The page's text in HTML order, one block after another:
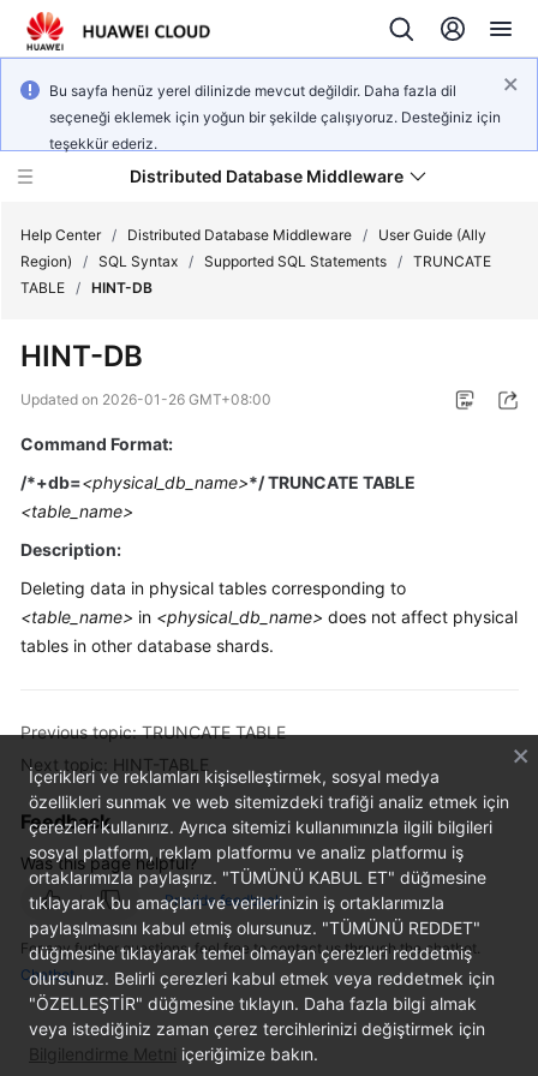
Bu sayfa henüz yerel dilinizde mevcut değildir. Daha fazla dil
seçeneği eklemek için yoğun bir şekilde çalışıyoruz. Desteğiniz için
teşekkür ederiz.
Distributed Database Middleware
Product
Service
Overview
Billing
Getting
Started
API
Reference
SDK
Reference
Best
Practices
Performance
White
Help Center / Distributed Database Middleware /
User Guide (Ally
Region)
/ SQL Syntax / Supported SQL Statements / TRUNCATE
TABLE / HINT-DB
HINT-DB
Updated on 2026-01-26 GMT+08:00
Command Format:
/*+db=<physical_db_name>*/ TRUNCATE TABLE
<table_name>
Description:
Deleting data in physical tables corresponding to
<table_name> in <physical_db_name> does not affect physical
tables in other database shards.
Previous topic: TRUNCATE TABLE
Next topic: HINT-TABLE
Feedback
Was this page helpful?
Provide feedback
For any further questions, feel free to contact us through the chatbot.
Chatbot
İçerikleri ve reklamları kişiselleştirmek, sosyal medya
özellikleri sunmak ve web sitemizdeki trafiği analiz etmek için
çerezleri kullanırız. Ayrıca sitemizi kullanımınızla ilgili bilgileri
sosyal platform, reklam platformu ve analiz platformu iş
ortaklarımızla paylaşırız. "TÜMÜNÜ KABUL ET" düğmesine
tıklayarak bu amaçları ve verilerinizin iş ortaklarımızla
paylaşılmasını kabul etmiş olursunuz. "TÜMÜNÜ REDDET"
düğmesine tıklayarak temel olmayan çerezleri reddetmiş
olursunuz. Belirli çerezleri kabul etmek veya reddetmek için
"ÖZELLEŞTİR" düğmesine tıklayın. Daha fazla bilgi almak
veya istediğiniz zaman çerez tercihlerinizi değiştirmek için
Bilgilendirme Metni içeriğimize bakın.